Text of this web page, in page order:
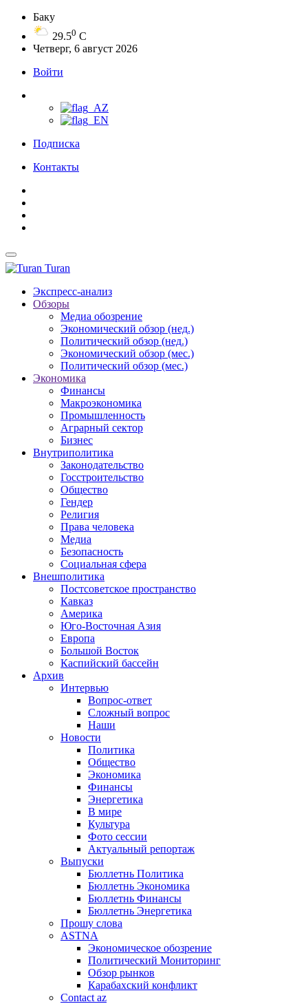
Баку
29.50 C
Четверг, 6 август 2026
Войти
Подписка
Контакты
Turan
Экспресс-анализ
Обзоры
Медиа обозрение
Экономический обзор (нед.)
Политический обзор (нед.)
Экономический обзор (мес.)
Политический обзор (мес.)
Экономика
Финансы
Макроэкономика
Промышленность
Аграрный сектор
Бизнес
Внутриполитика
Законодательство
Госстроительство
Общество
Гендер
Религия
Права человека
Медиа
Безопасность
Социальная сфера
Внешполитика
Постсоветское пространство
Кавказ
Америка
Юго-Восточная Азия
Европа
Большой Восток
Каспийский бассейн
Архив
Интервью
Вопрос-ответ
Сложный вопрос
Наши
Новости
Политика
Общество
Экономика
Финансы
Энергетика
В мире
Культура
Фото сессии
Актуальный репортаж
Выпуски
Бюллетнь Политика
Бюллетнь Экономика
Бюллетнь Финансы
Бюллетнь Энергетика
Прошу слова
ASTNA
Экономическое обозрение
Политический Мониторинг
Обзор рынков
Карабахский конфликт
Contact az